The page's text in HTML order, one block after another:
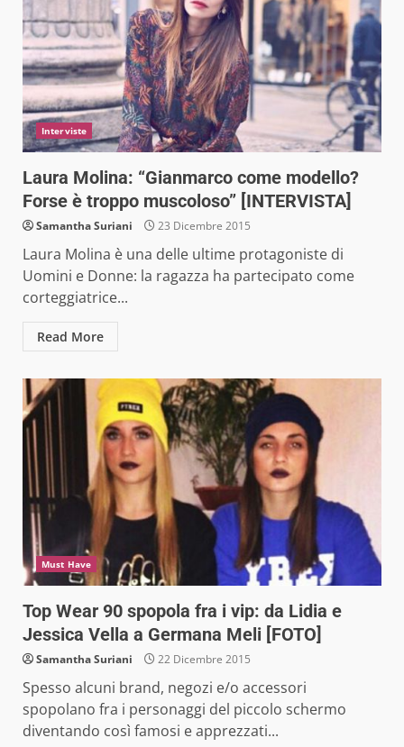
Interviste
Laura Molina: “Gianmarco come modello?
Forse è troppo muscoloso” [INTERVISTA]
Samantha Suriani 23 Dicembre 2015
Laura Molina è una delle ultime protagoniste di
Uomini e Donne: la ragazza ha partecipato come
corteggiatrice...
Read More
Must Have
Top Wear 90 spopola fra i vip: da Lidia e
Jessica Vella a Germana Meli [FOTO]
Samantha Suriani 22 Dicembre 2015
Spesso alcuni brand, negozi e/o accessori
spopolano fra i personaggi del piccolo schermo
diventando così famosi e apprezzati...